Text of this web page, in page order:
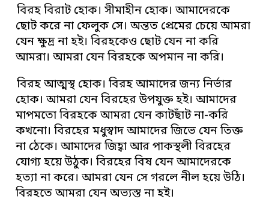
বিরহ বিরাট হোক। সীমাহীন হোক। আমাদেরকে
ছোট করে না ফেলুক সে। অন্তত প্রেমের চেয়ে আমরা
যেন ক্ষুদ্র না হই। বিরহকেও ছোট যেন না করি
আমরা। আমরা যেন বিরহকে অপমান না করি।
বিরহ আত্মস্থ হোক। বিরহ আমাদের জন্য নির্ভার
হোক। আমরা যেন বিরহের উপযুক্ত হই। আমাদের
মাপমতো বিরহকে আমরা যেন কাটছাঁট না-করি
কখনো। বিরহের মধুস্বাদ আমাদের জিভে যেন তিক্ত
না ঠেকে। আমাদের জিহ্বা আর পাকস্থলী বিরহের
যোগ্য হয়ে উঠুক। বিরহের বিষ যেন আমাদেরকে
হত্যা না করে। আমরা যেন সে গরলে নীল হয়ে উঠি।
বিরহতে আমরা যেন অভ্যস্ত না হই।